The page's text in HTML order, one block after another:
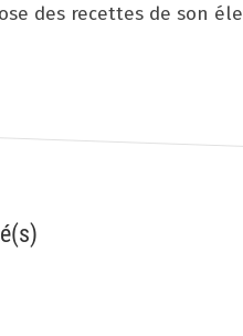
des recettes de son